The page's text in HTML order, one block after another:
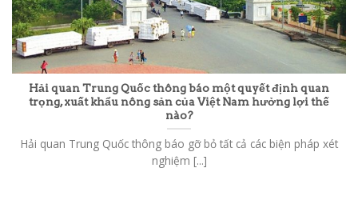
Hải quan Trung Quốc thông báo một quyết định quan
trọng, xuất khẩu nông sản của Việt Nam hưởng lợi thế
nào?
Hải quan Trung Quốc thông báo gỡ bỏ tất cả các biện pháp xét
nghiệm [...]